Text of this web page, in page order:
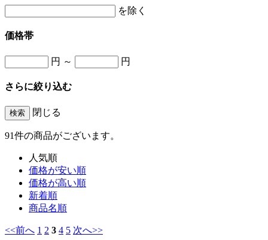
を除く
価格帯
円 ～ 円
さらに絞り込む
閉じる
91件の商品がございます。
人気順
価格が安い順
価格が高い順
新着順
商品名順
<<前へ 1 2 3 4 5 次へ>>